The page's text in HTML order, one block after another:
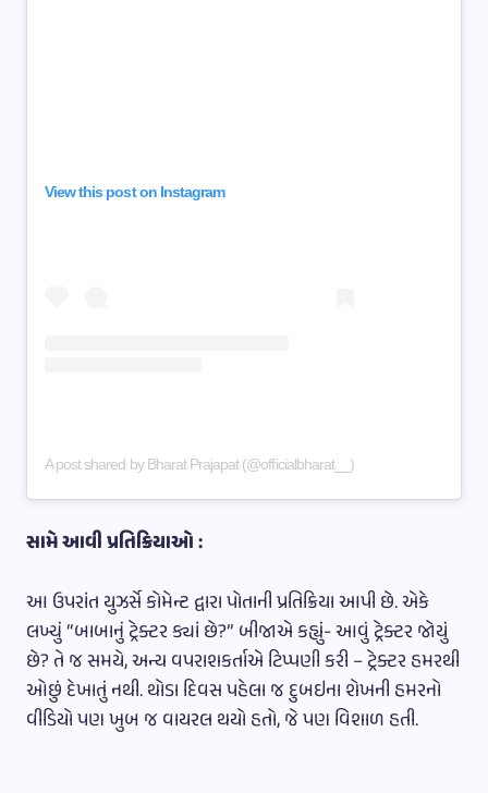
View this post on Instagram
A post shared by Bharat Prajapat (@officialbharat__)
સામે આવી પ્રતિક્રિયાઓ :
આ ઉપરાંત યુઝર્સે કોમેન્ટ દ્વારા પોતાની પ્રતિક્રિયા આપી છે. એકે
લખ્યું “બાબાનું ટ્રેક્ટર ક્યાં છે?” બીજાએ કહ્યું- આવું ટ્રેક્ટર જોયું
છે? તે જ સમયે, અન્ય વપરાશકર્તાએ ટિપ્પણી કરી – ટ્રેક્ટર હમરથી
ઓછું દેખાતું નથી. થોડા દિવસ પહેલા જ દુબઇના શેખની હમરનો
વીડિયો પણ ખુબ જ વાયરલ થયો હતો, જે પણ વિશાળ હતી.